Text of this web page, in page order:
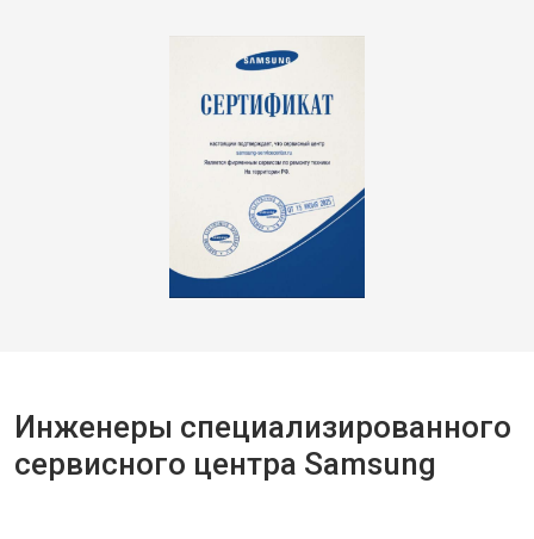
Инженеры специализированного
сервисного центра Samsung